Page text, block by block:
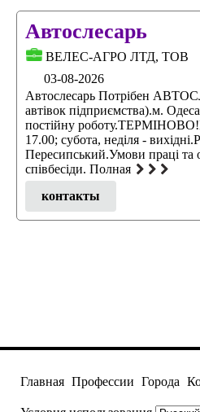
Автослесарь
ВЕЛЕС-АГРО ЛТД, ТОВ
03-08-2026
Автослесарь Потрібен
автівок підприємства).м.
постійну
17.00; субота, неділя -
Пересипський.Умови працi та
співбесіди. Полная
контакты
Главная Профессии Города